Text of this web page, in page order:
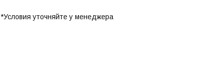
*Условия уточняйте у менеджера